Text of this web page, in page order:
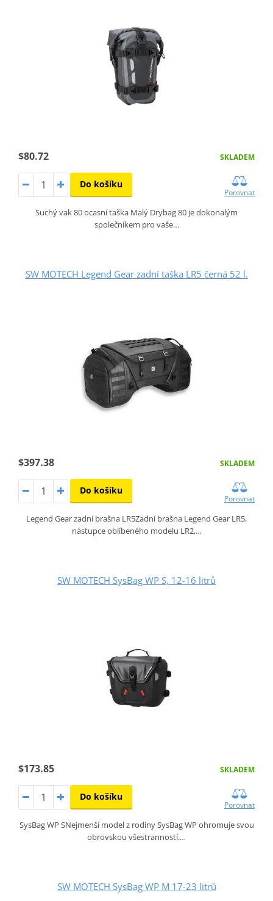
$80.72 SKLADEM
Do košíku
Porovnat
Suchý vak 80 ocasní taška Malý Drybag 80 je dokonalým
společníkem pro vaše…
SW MOTECH Legend Gear zadní taška LR5 černá 52 l.
$397.38 SKLADEM
Do košíku
Porovnat
Legend Gear zadní brašna LR5Zadní brašna Legend Gear LR5,
nástupce oblíbeného modelu LR2,…
SW MOTECH SysBag WP S, 12-16 litrů
$173.85 SKLADEM
Do košíku
Porovnat
SysBag WP SNejmenší model z rodiny SysBag WP ohromuje svou
obrovskou všestranností.…
SW MOTECH SysBag WP M 17-23 litrů